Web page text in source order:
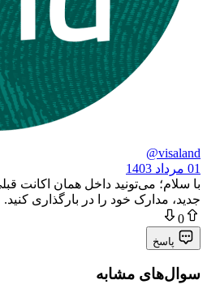
@visaland
01 مرداد 1403
جدید، مدارک خود را در بارگذاری کنید.
0
پاسخ
سوال‌های مشابه